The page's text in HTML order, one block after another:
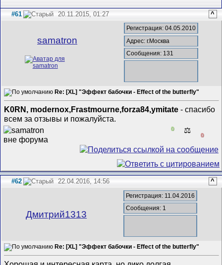
#61 20.11.2015, 01:27 ^
samatron
Регистрация: 04.05.2010
Адрес: г.Москва
Сообщения: 131
Re: [XL] "Эффект бабочки - Effect of the butterfly"
K0RN, modernox,Frastmourne,forza84,ymitate - спасибо
всем за отзывы и пожалуйста.
0 ⚖️
0
#62 22.04.2016, 14:56 ^
Дмитрий1313
Регистрация: 11.04.2016
Сообщения: 1
Re: [XL] "Эффект бабочки - Effect of the butterfly"